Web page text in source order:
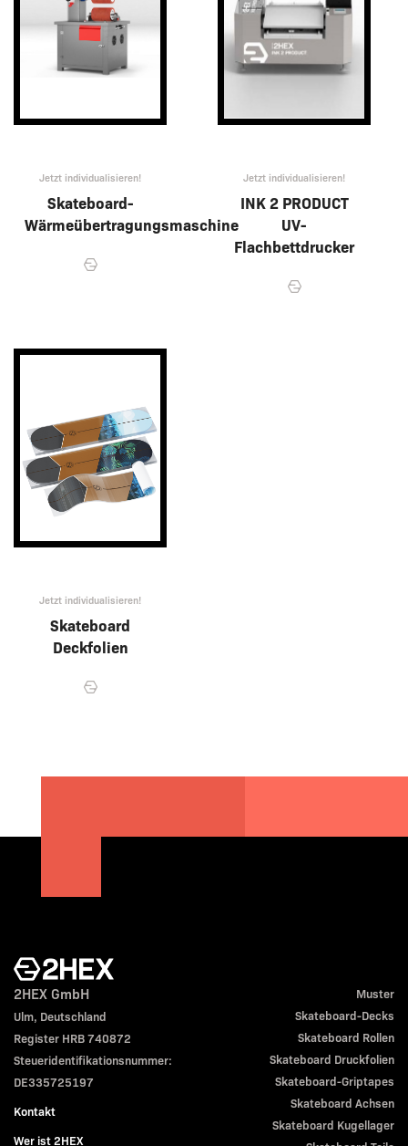
Jetzt individualisieren!
Skateboard-
Wärmeübertragungsmaschine
Jetzt individualisieren!
INK 2 PRODUCT
UV-
Flachbettdrucker
Jetzt individualisieren!
Skateboard
Deckfolien
2HEX GmbH
Ulm, Deutschland
Register HRB 740872
Steueridentifikationsnummer:
DE335725197
Kontakt
Wer ist 2HEX
Muster
Skateboard-Decks
Skateboard Rollen
Skateboard Druckfolien
Skateboard-Griptapes
Skateboard Achsen
Skateboard Kugellager